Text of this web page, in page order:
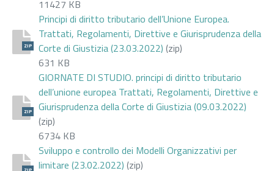
11427 KB
ZIP
Principi di diritto tributario dell’Unione Europea.
Trattati, Regolamenti, Direttive e Giurisprudenza della
Corte di Giustizia (23.03.2022) (zip)
631 KB
ZIP
GIORNATE DI STUDIO. principi di diritto tributario
dell’unione europea Trattati, Regolamenti, Direttive e
Giurisprudenza della Corte di Giustizia (09.03.2022)
(zip)
6734 KB
Sviluppo e controllo dei Modelli Organizzativi per
limitare (23.02.2022) (zip)